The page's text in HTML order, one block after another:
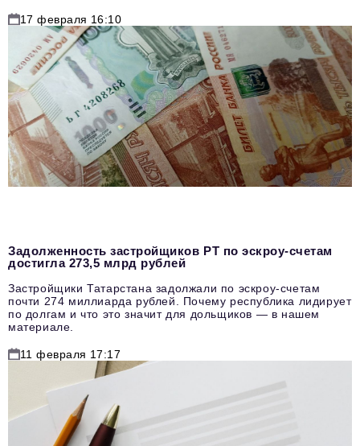
17 февраля 16:10
Задолженность застройщиков РТ по эскроу-счетам
достигла 273,5 млрд рублей
Застройщики Татарстана задолжали по эскроу-счетам
почти 274 миллиарда рублей. Почему республика лидирует
по долгам и что это значит для дольщиков — в нашем
материале.
11 февраля 17:17